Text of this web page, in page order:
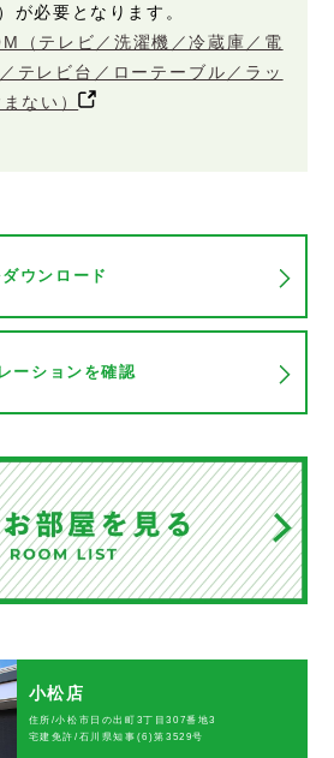
が必要となります。
（テレビ／洗濯機／冷蔵庫／電
テレビ台／ローテーブル／ラッ
ない）
ウンロード
ーションを確認
小松店
住所/小松市日の出町3丁目307番地3
宅建免許/石川県知事(6)第3529号